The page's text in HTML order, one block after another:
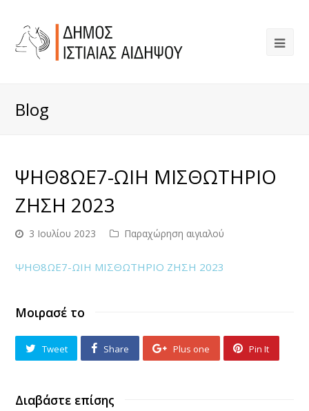
Blog
ΨΗΘ8ΩΕ7-ΩΙΗ ΜΙΣΘΩΤΗΡΙΟ
ΖΗΣΗ 2023
3 Ιουλίου 2023 Παραχώρηση αιγιαλού
ΨΗΘ8ΩΕ7-ΩΙΗ ΜΙΣΘΩΤΗΡΙΟ ΖΗΣΗ 2023
Μοιρασέ το
Tweet Share Plus one Pin It
Διαβάστε επίσης